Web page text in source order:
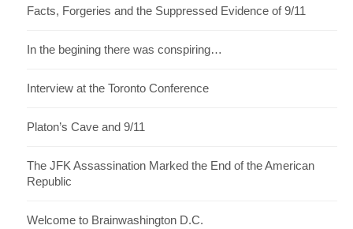
Facts, Forgeries and the Suppressed Evidence of 9/11
In the begining there was conspiring…
Interview at the Toronto Conference
Platon’s Cave and 9/11
The JFK Assassination Marked the End of the American
Republic
Welcome to Brainwashington D.C.